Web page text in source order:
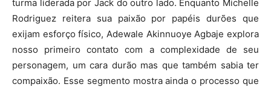
turma liderada por Jack do outro lado. Enquanto Michelle
Rodriguez reitera sua paixão por papéis durões que
exijam esforço físico, Adewale Akinnuoye Agbaje explora
nosso primeiro contato com a complexidade de seu
personagem, um cara durão mas que também sabia ter
compaixão. Esse segmento mostra ainda o processo que